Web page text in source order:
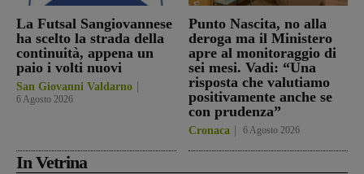
La Futsal Sangiovannese
ha scelto la strada della
continuità, appena un
paio i volti nuovi
San Giovanni Valdarno
6 Agosto 2026
Punto Nascita, no alla
deroga ma il Ministero
apre al monitoraggio di
sei mesi. Vadi: “Una
risposta che valutiamo
positivamente anche se
con prudenza”
Cronaca 6 Agosto 2026
In Vetrina